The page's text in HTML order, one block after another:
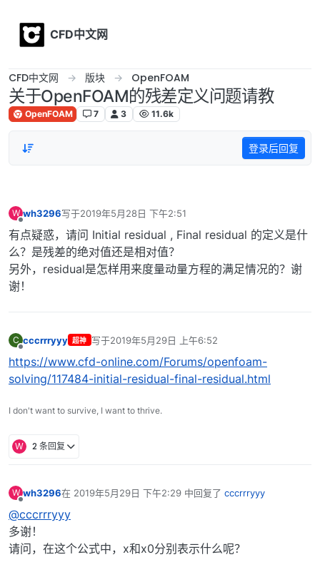
CFD中文网
CFD中文网 版块 OpenFOAM
关于OpenFOAM的残差定义问题请教
OpenFOAM 7 3 11.6k
登录后回复
W
离线
wh3296写于2019年5月28日 下午2:51
最后由 编辑
有点疑惑，请问 Initial residual , Final residual 的定义是什
么？是残差的绝对值还是相对值？
另外，residual是怎样用来度量动量方程的满足情况的？谢
谢！
C cccrrryyy 超神 写于2019年5月29日 上午6:52
最后由 编辑
https://www.cfd-online.com/Forums/openfoam-
solving/117484-initial-residual-final-residual.html
I don't want to survive, I want to thrive.
W 2 条回复
W wh3296在 2019年5月29日 下午2:29 中回复了 cccrrryyy
最后由 编辑
@cccrrryyy
多谢！
请问，在这个公式中，x和x0分别表示什么呢？